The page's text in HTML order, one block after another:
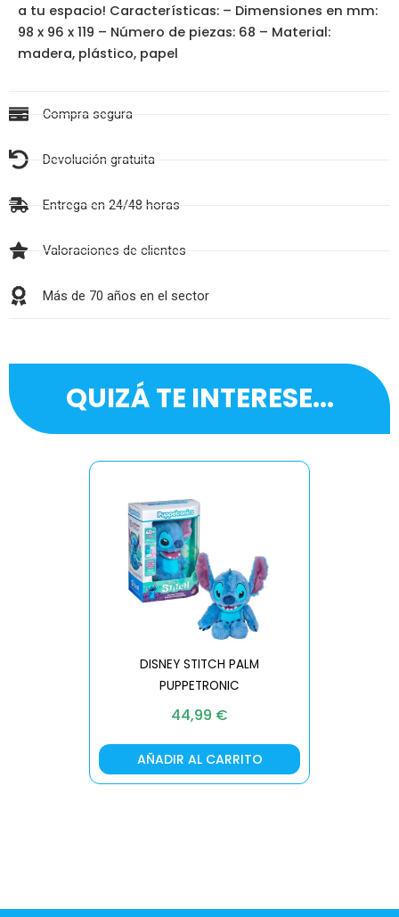
a tu espacio! Características: – Dimensiones en mm:
98 x 96 x 119 – Número de piezas: 68 – Material:
madera, plástico, papel
Compra segura
Devolución gratuita
Entrega en 24/48 horas
Valoraciones de clientes
Más de 70 años en el sector
QUIZÁ TE INTERESE...
DISNEY STITCH PALM
PUPPETRONIC
44,99 €
AÑADIR AL CARRITO